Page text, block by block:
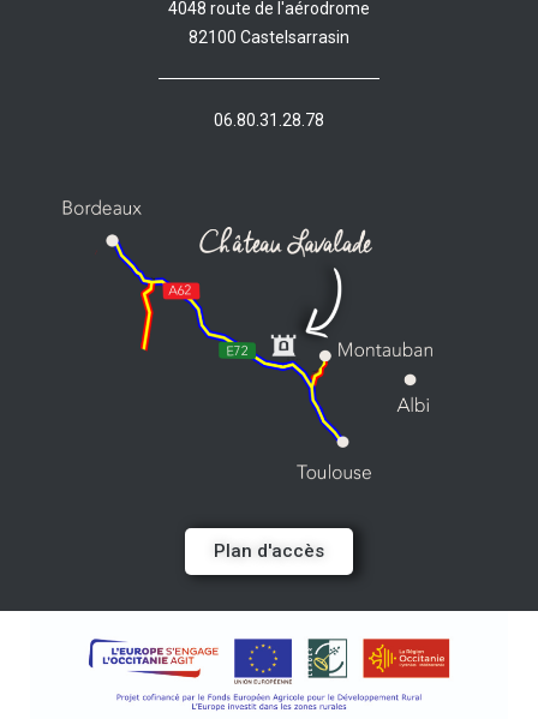
4048 route de l'aérodrome
82100 Castelsarrasin
06.80.31.28.78
Plan d'accès